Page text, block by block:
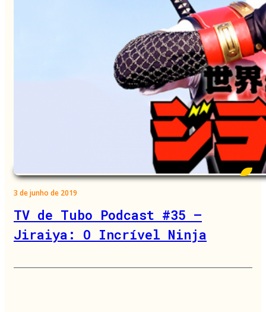
3 de junho de 2019
TV de Tubo Podcast #35 –
Jiraiya: O Incrível Ninja